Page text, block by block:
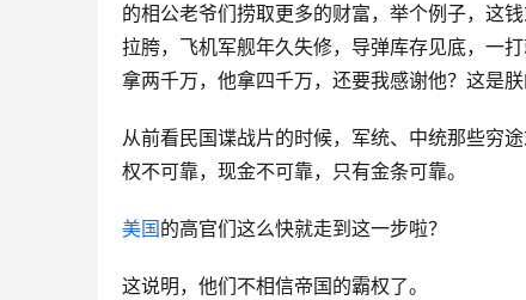
的相公老爷们捞取更多的财富，举个例子，这
拉胯，飞机军舰年久失修，导弹库存见底，一
拿两千万，他拿四千万，还要我感谢他？这是朕
从前看民国谍战片的时候，军统、中统那些穷
权不可靠，现金不可靠，只有金条可靠。
美国的高官们这么快就走到这一步啦？
这说明，他们不相信帝国的霸权了。